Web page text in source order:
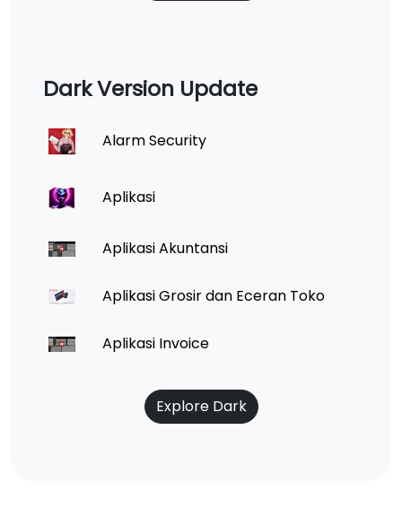
Dark Version Update
Alarm Security
Aplikasi
Aplikasi Akuntansi
Aplikasi Grosir dan Eceran Toko
Aplikasi Invoice
Explore Dark